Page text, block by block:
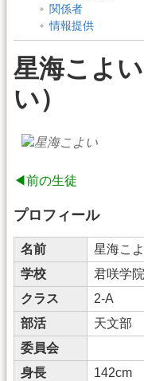
関係者
情報提供
星海こよ
い）
◀前の生徒
プロフィール
名前
星海こ
学校
君咲学院
クラス
2-A
部活
天文部
委員会
身長
142cm